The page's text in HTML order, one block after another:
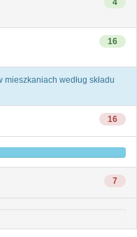
4
16
według składu
16
7